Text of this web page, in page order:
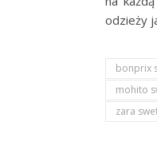
odzieży
bonprix
mohito
zara